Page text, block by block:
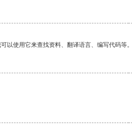
以使用它来查找资料、翻译语言、编写代码等。